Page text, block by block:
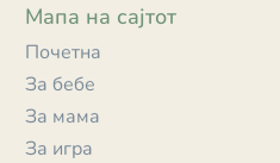
Мапа на сајтот
Почетна
За бебе
За мама
За игра